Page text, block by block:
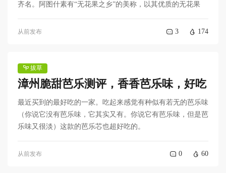
齐名。阿图什素有“无花果之乡”的美称，以其优质的无花果
从前发布 3 174
拔草
漳州脆甜芭乐测评，香香芭乐味，好吃
最近买到的最好吃的一家。吃起来感觉有种似有若无的芭乐味
（你说它没有芭乐味，它其实又有。你说它有芭乐味，但是芭
乐味又很淡）这款的芭乐芯也超好吃的。
从前发布 0 60